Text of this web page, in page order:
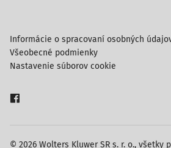
© 2026 Wolters Kluwer SR s. r. o., všetky
Informácie o spracovaní osobných
Všeobecné podmienky
Nastavenie súborov cookie